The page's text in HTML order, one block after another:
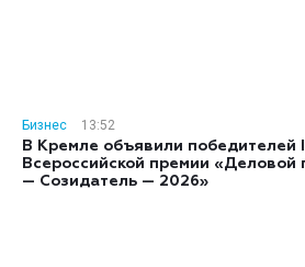
Бизнес
13:52
В Кремле объявили победителей
Всероссийской премии
— Созидатель — 2026»